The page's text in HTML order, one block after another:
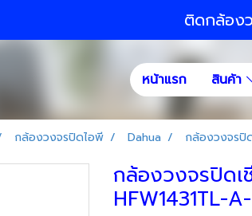
ติดกล้อง
หน้าแรก สินค้า
กล้องวงจรปิดไอพี Dahua กล้องวงจรปิ
กล้องวงจรปิดเ
HFW1431TL-